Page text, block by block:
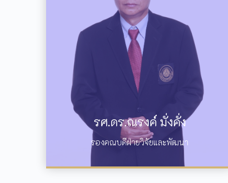
รศ.ดร.ณรงค์ มั่งคั่ง
รองคณบดีฝ่ายวิจัยและพัฒนา